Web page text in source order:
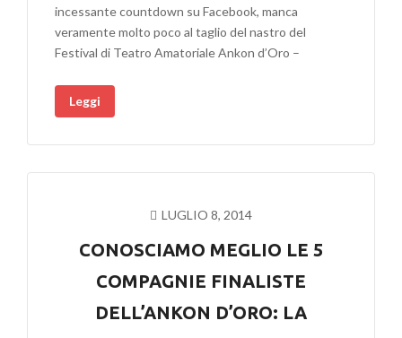
incessante countdown su Facebook, manca
veramente molto poco al taglio del nastro del
Festival di Teatro Amatoriale Ankon d’Oro –
Leggi
LUGLIO 8, 2014
CONOSCIAMO MEGLIO LE 5
COMPAGNIE FINALISTE
DELL’ANKON D’ORO: LA